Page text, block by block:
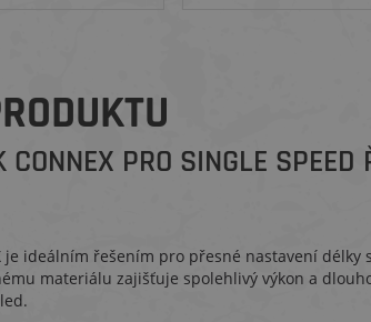
CONNEX PRO SINGLE SPEED
je ideálním řešením pro přesné nastavení
materiálu zajišťuje spolehlivý výkon a